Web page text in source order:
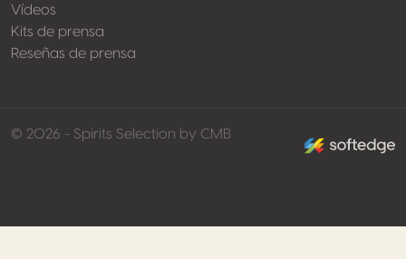
Vídeos
Kits de prensa
Reseñas de prensa
© 2026 - Spirits Selection by CMB